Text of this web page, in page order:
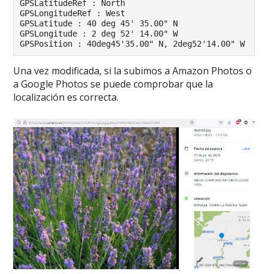
GPSLatitudeRef : North
GPSLongitudeRef : West
GPSLatitude : 40 deg 45' 35.00" N
GPSLongitude : 2 deg 52' 14.00" W
GPSPosition : 40deg45'35.00" N, 2deg52'14.00" W
Una vez modificada, si la subimos a Amazon Photos o
a Google Photos se puede comprobar que la
localización es correcta.